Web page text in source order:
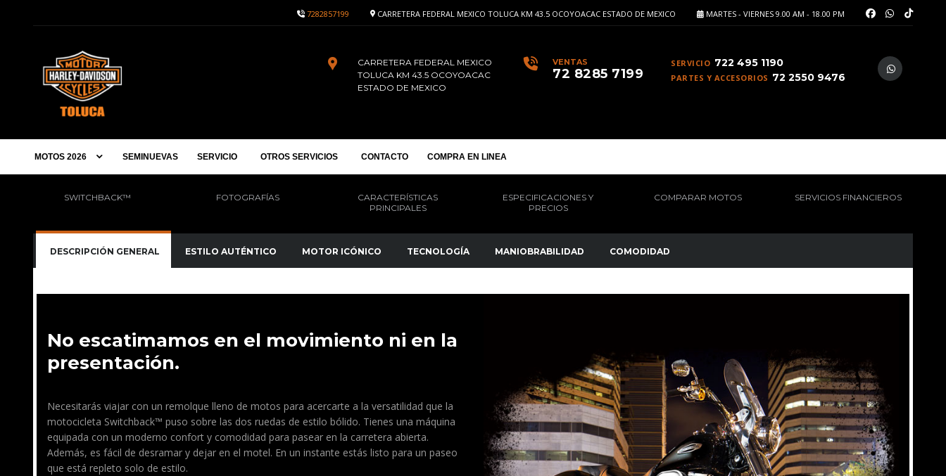
MARTES - VIERNES 9.00 AM - 18.00 PM
CARRETERA FEDERAL MEXICO TOLUCA KM 43.5 OCOYOACAC ESTADO DE MEXICO
7282857199
SERVICIO 722 495 1190
PARTES Y ACCESORIOS 72 2550 9476
VENTAS
72 8285 7199
CARRETERA FEDERAL MEXICO
TOLUCA KM 43.5 OCOYOACAC
ESTADO DE MEXICO
MOTOS 2026 SEMINUEVAS SERVICIO OTROS SERVICIOS CONTACTO COMPRA EN LINEA
SWITCHBACK™ FOTOGRAFÍAS
CARACTERÍSTICAS
PRINCIPALES
ESPECIFICACIONES Y
PRECIOS
COMPARAR MOTOS SERVICIOS FINANCIEROS
DESCRIPCIÓN GENERAL ESTILO AUTÉNTICO MOTOR ICÓNICO TECNOLOGÍA MANIOBRABILIDAD COMODIDAD
No escatimamos en el movimiento ni en la
presentación.
Necesitarás viajar con un remolque lleno de motos para acercarte a la versatilidad que la
motocicleta Switchback™ puso sobre las dos ruedas de estilo bólido. Tienes una máquina
equipada con un moderno confort y comodidad para pasear en la carretera abierta.
Además, es fácil de desramar y dejar en el motel. En un instante estás listo para un paseo
que está repleto solo de estilo.